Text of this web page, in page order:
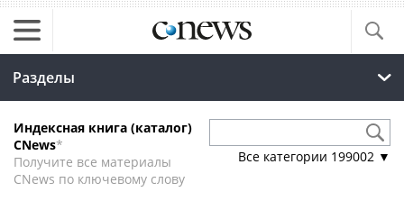
Разделы
Индексная книга (каталог)
CNews*
Получите все материалы
CNews по ключевому слову
Все категории 199002 ▼